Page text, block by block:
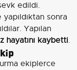
edildi.
sonra
Yapılan
hayatını kaybetti.
ekiplerce